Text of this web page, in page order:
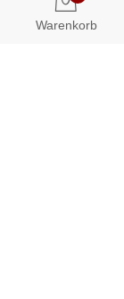
Warenkorb